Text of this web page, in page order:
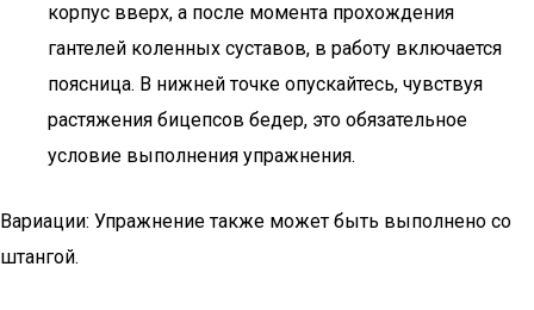
корпус вверх, а после момента прохождения
гантелей коленных суставов, в работу включается
поясница. В нижней точке опускайтесь, чувствуя
растяжения бицепсов бедер, это обязательное
условие выполнения упражнения.
Вариации: Упражнение также может быть выполнено со
штангой.